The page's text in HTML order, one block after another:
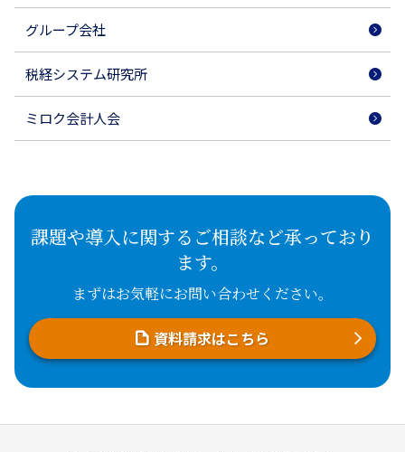
グループ会社
税経システム研究所
ミロク会計人会
課題や導入に関するご相談など承っており
ます。
まずはお気軽にお問い合わせください。
資料請求はこちら